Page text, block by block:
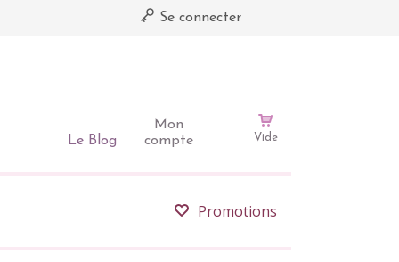
Se connecter
Mon
compte
Le Blog Vide
Promotions